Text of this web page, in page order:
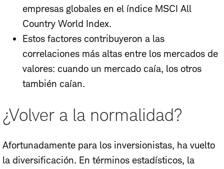
empresas globales en el índice MSCI All
Country World Index.
Estos factores contribuyeron a las
correlaciones más altas entre los mercados de
valores: cuando un mercado caía, los otros
también caían.
¿Volver a la normalidad?
Afortunadamente para los inversionistas, ha vuelto
la diversificación. En términos estadísticos, la